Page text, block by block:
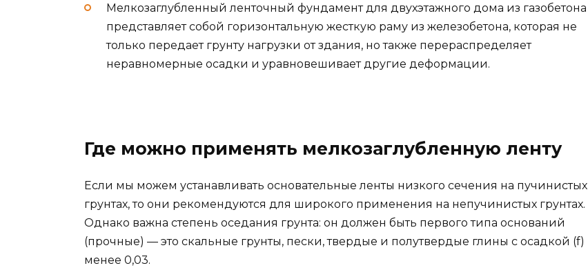
Мелкозаглубленный ленточный фундамент для двухэтажного дома из газобетона
представляет собой горизонтальную жесткую раму из железобетона, которая не
только передает грунту нагрузки от здания, но также перераспределяет
неравномерные осадки и уравновешивает другие деформации.
Где можно применять мелкозаглубленную ленту
Если мы можем устанавливать основательные ленты низкого сечения на пучинистых
грунтах, то они рекомендуются для широкого применения на непучинистых грунтах.
Однако важна степень оседания грунта: он должен быть первого типа оснований
(прочные) — это скальные грунты, пески, твердые и полутвердые глины с осадкой (f)
менее 0,03.